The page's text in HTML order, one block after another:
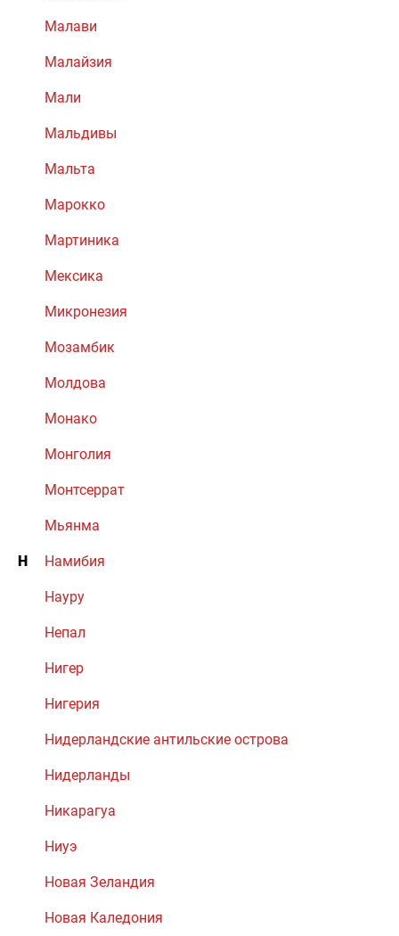
Малави
Малайзия
Мали
Мальдивы
Мальта
Марокко
Мартиника
Мексика
Микронезия
Мозамбик
Молдова
Монако
Монголия
Монтсеррат
Мьянма
Н Намибия
Науру
Непал
Нигер
Нигерия
Нидерландские антильские острова
Нидерланды
Никарагуа
Ниуэ
Новая Зеландия
Новая Каледония